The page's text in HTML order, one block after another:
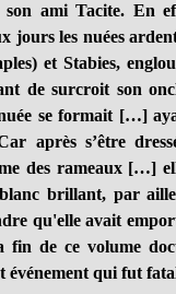
ami Tacite. En
jours les nuées
et Stabies,
de surcroit son
se formait […]
après s’être
des rameaux […]
brillant, par
qu'elle avait
de ce volume
événement qui fut